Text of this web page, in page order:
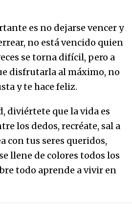
es no dejarse vencer y
no está vencido quien
se torna difícil, pero a
disfrutarla al máximo, no
y te hace feliz.
diviértete que la vida es
los dedos, recréate, sal a
con tus seres queridos,
llene de colores todos los
todo aprende a vivir en